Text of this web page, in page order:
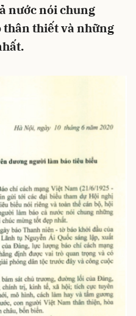
nước nói chung
thân thiết và những